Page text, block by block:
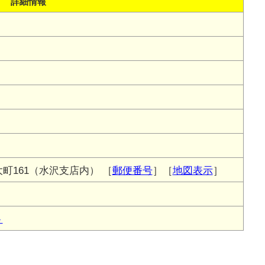
161（水沢支店内） ［郵便番号］［地図表示］